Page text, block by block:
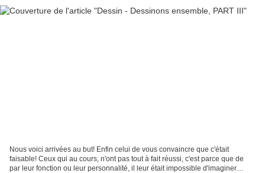
Nous voici arrivées au but! Enfin celui de vous convaincre que c'était
faisable! Ceux qui au cours, n'ont pas tout à fait réussi, c'est parce que de
par leur fonction ou leur personnalité, il leur était impossible d'imaginer